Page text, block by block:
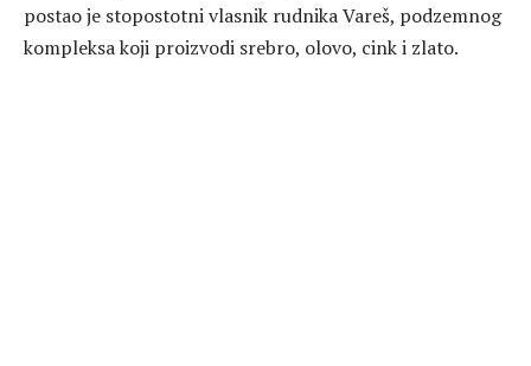
postao je stopostotni vlasnik rudnika Vareš, podzemnog
kompleksa koji proizvodi srebro, olovo, cink i zlato.